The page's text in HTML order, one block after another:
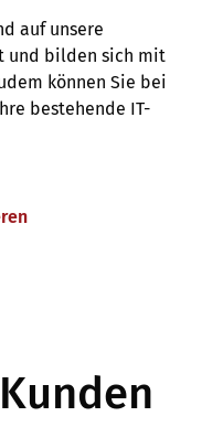
auf unsere
und bilden sich mit
können Sie bei
bestehende IT-